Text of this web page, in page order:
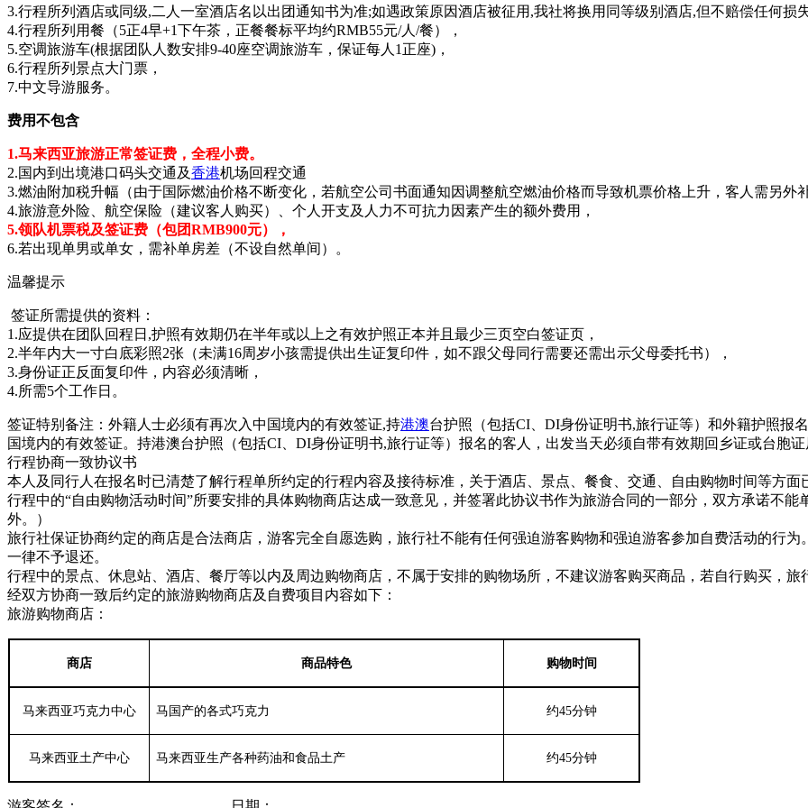
3.行程所列酒店或同级,二人一室酒店名以出团通知书为准;如遇政策原因酒店被征用,我社将换用同等级别酒店,但不赔偿任何损
4.行程所列用餐（5正4早+1下午茶，正餐餐标平均约RMB55元/人/餐），
5.空调旅游车(根据团队人数安排9-40座空调旅游车，保证每人1正座)，
6.行程所列景点大门票，
7.中文导游服务。
费用不包含
1.马来西亚旅游正常签证费，全程小费。
2.国内到出境港口码头交通及香港机场回程交通
3.燃油附加税升幅（由于国际燃油价格不断变化，若航空公司书面通知因调整航空燃油价格而导致机票价格上升，客人需另外
4.旅游意外险、航空保险（建议客人购买）、个人开支及人力不可抗力因素产生的额外费用，
5.领队机票税及签证费（包团RMB900元），
6.若出现单男或单女，需补单房差（不设自然单间）。
温馨提示
签证所需提供的资料：
1.应提供在团队回程日,护照有效期仍在半年或以上之有效护照正本并且最少三页空白签证页，
2.半年内大一寸白底彩照2张（未满16周岁小孩需提供出生证复印件，如不跟父母同行需要还需出示父母委托书），
3.身份证正反面复印件，内容必须清晰，
4.所需5个工作日。
签证特别备注：外籍人士必须有再次入中国境内的有效签证,持港澳台护照（包括CI、DI身份证明书,旅行证等）和外籍护照报
国境内的有效签证。持港澳台护照（包括CI、DI身份证明书,旅行证等）报名的客人，出发当天必须自带有效期回乡证或台胞
行程协商一致协议书
本人及同行人在报名时已清楚了解行程单所约定的行程内容及接待标准，关于酒店、景点、餐食、交通、自由购物时间等方
行程中的“自由购物活动时间”所要安排的具体购物商店达成一致意见，并签署此协议书作为旅游合同的一部分，双方承诺不
外。）
旅行社保证协商约定的商店是合法商店，游客完全自愿选购，旅行社不能有任何强迫游客购物和强迫游客参加自费活动的行
一律不予退还。
行程中的景点、休息站、酒店、餐厅等以内及周边购物商店，不属于安排的购物场所，不建议游客购买商品，若自行购买，旅
经双方协商一致后约定的旅游购物商店及自费项目内容如下：
旅游购物商店：
商店 商品特色 购物时间
马来西亚巧克力中心 马国产的各式巧克力 约45分钟
马来西亚土产中心 马来西亚生产各种药油和食品土产 约45分钟